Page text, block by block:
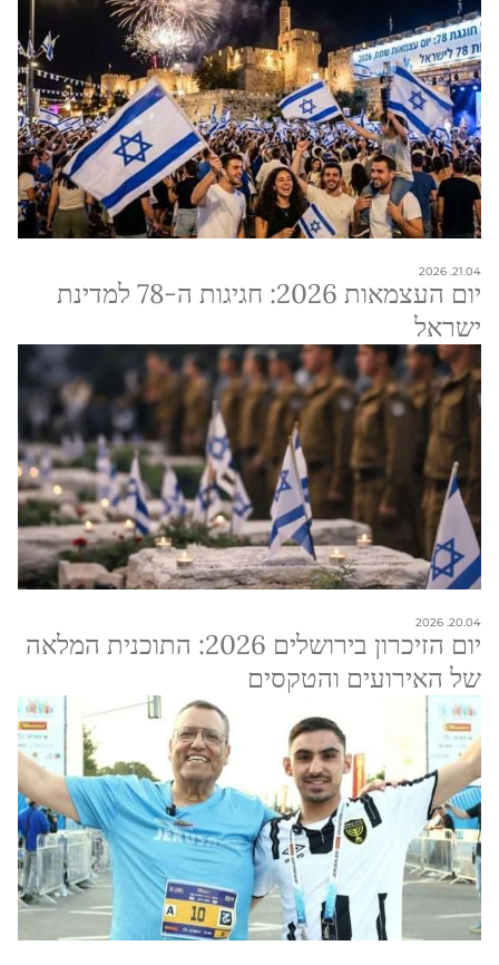
21.04. 2026
יום העצמאות 2026: חגיגות ה-78 למדינת
ישראל
20.04. 2026
יום הזיכרון בירושלים 2026: התוכנית המלאה
של האירועים והטקסים